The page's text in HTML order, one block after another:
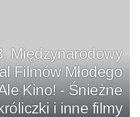
Międzynarodowy
Filmów Młodego
Kino! - Śnieżne
i inne filmy